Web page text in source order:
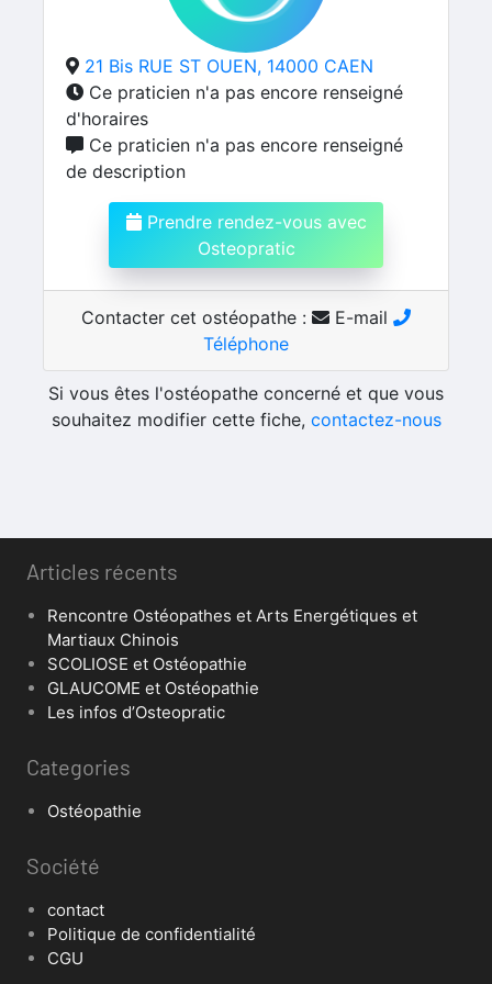
21 Bis RUE ST OUEN, 14000 CAEN
Ce praticien n'a pas encore renseigné
d'horaires
Ce praticien n'a pas encore renseigné
de description
Prendre rendez-vous avec
Osteopratic
Contacter cet ostéopathe :
E-mail
Téléphone
Si vous êtes l'ostéopathe concerné et que vous
souhaitez modifier cette fiche, contactez-nous
Articles récents
Rencontre Ostéopathes et Arts Energétiques et
Martiaux Chinois
SCOLIOSE et Ostéopathie
GLAUCOME et Ostéopathie
Les infos d’Osteopratic
Categories
Ostéopathie
Société
contact
Politique de confidentialité
CGU